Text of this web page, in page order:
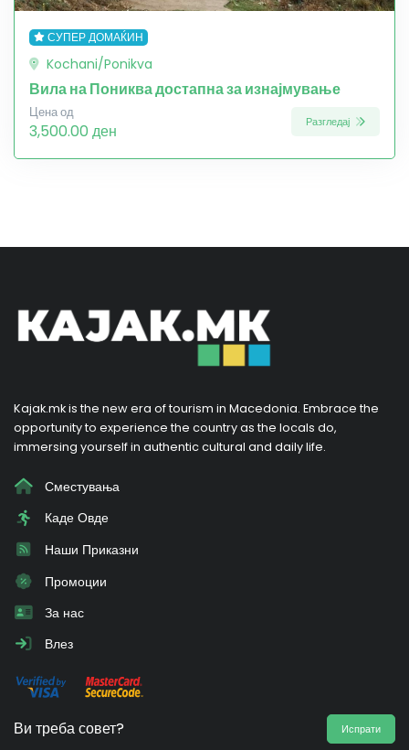
СУПЕР ДОМАЌИН
Kochani/Ponikva
Вила на Пониква достапна за изнајмување
Цена од
3,500.00 ден Разгледај
Kajak.mk is the new era of tourism in Macedonia. Embrace the
opportunity to experience the country as the locals do,
immersing yourself in authentic cultural and daily life.
Сместувања
Каде Овде
Наши Приказни
Промоции
За нас
Влез
Ви треба совет? Испрати